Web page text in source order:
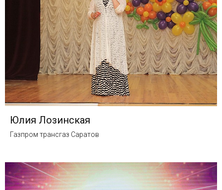
Юлия Лозинская
Газпром трансгаз Саратов